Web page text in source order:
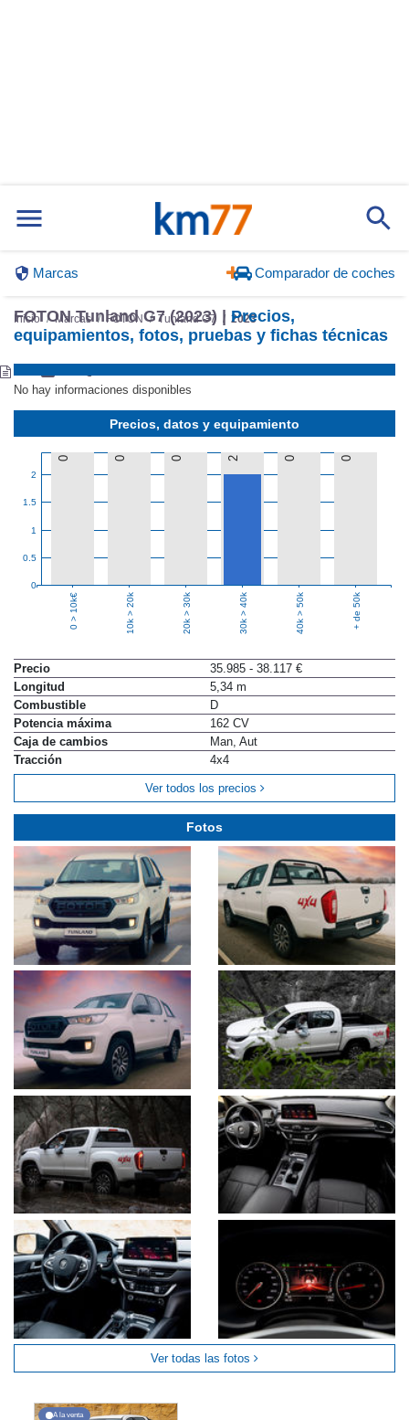
Marcas Comparador de coches
Inicio Marcas FOTON Tunland G7 2023
FOTON Tunland G7 (2023) | Precios,
equipamientos, fotos, pruebas y fichas técnicas
Precios, datos y equipamiento
0
0.5
1
1.5
2
0 0 0 2 0 0
0 > 10k€ 10k > 20k 20k > 30k 30k > 40k 40k > 50k + de 50k
Precio
35.985 - 38.117 €
Longitud
5,34 m
Combustible
D
Potencia máxima
162 CV
Caja de cambios
Man, Aut
Tracción
4x4
Ver todos los precios
No hay informaciones disponibles
Fotos
Ver todas las fotos
A la venta